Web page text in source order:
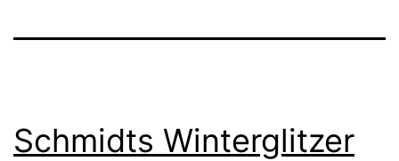
Schmidts Winterglitzer